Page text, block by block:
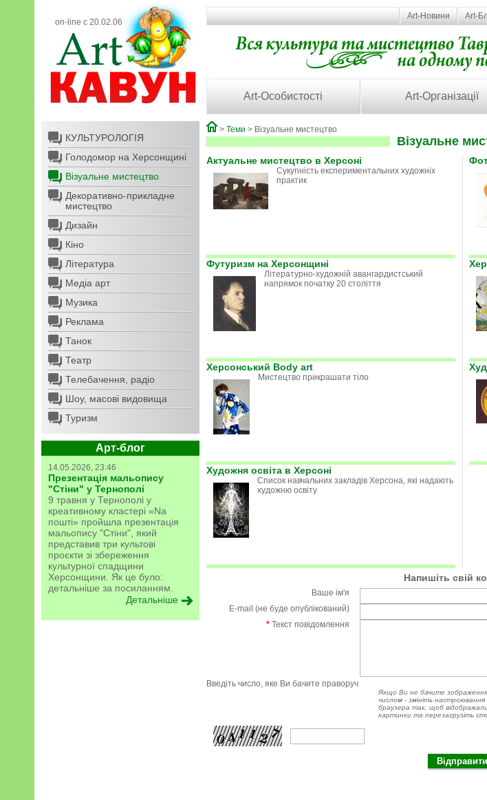
on-line с 20.02.06
Art-Новини Art-
Art-Особистості Art-Організації
КУЛЬТУРОЛОГІЯ
Голодомор на Херсонщині
Візуальне мистецтво
Декоративно-прикладне
мистецтво
Дизайн
Кіно
Література
Медіа арт
Музика
Реклама
Танок
Театр
Телебачення, радіо
Шоу, масові видовища
Туризм
Арт-блог
14.05.2026, 23:46
Презентація мальопису
"Стіни" у Тернополі
9 травня у Тернополі у
креативному кластері «Na
пошті» пройшла презентація
мальопису "Стіни", який
представив три культові
проєкти зі збереження
культурної спадщини
Херсонщини. Як це було:
детальніше за посиланням.
Детальніше
> Теми > Візуальне мистецтво
Візуальне
Актуальне мистецтво в Херсоні
Сукупність експериментальних художніх
практик
Футуризм на Херсонщині
Літературно-художній авангардистський
напрямок початку 20 століття
Херсонський Body art
Мистецтво прикрашати тіло
Художня освіта в Херсоні
Список навчальних закладів Херсона, які надають
художню освіту
Напишіть свій
Ваше ім'я
E-mail (не буде опублікований)
* Текст повідомлення
Введіть число, яке Ви бачите праворуч
Якщо Ви не бачите
числом - змініть настроювання
браузера так, щоб
картинки та перезагрузіть